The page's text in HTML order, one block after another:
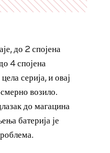
до 2 спојена
4 спојена
серија, и овај
возило.
до магацина
батерија је